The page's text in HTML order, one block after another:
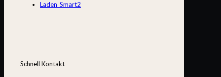
Laden_Smart2
Schnell Kontakt